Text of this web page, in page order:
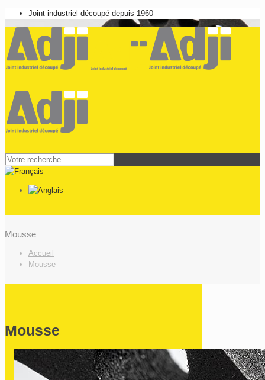
Joint industriel découpé depuis 1960
Mousse
Accueil
Mousse
Mousse